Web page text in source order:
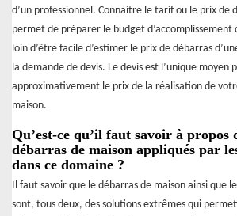
d’un professionnel. Connaitre le tarif ou le prix de
permet de préparer le budget
loin d’être facile d’estimer le prix de débarras
la demande de devis. Le devis est l’unique moyen
approximativement le prix de la réalisation de
maison.
Qu’est-ce qu’il faut savoir à propos
débarras de maison appliqués par
dans ce domaine ?
Il faut savoir que le débarras de maison ainsi que
sont, tous deux, des solutions extrêmes qui